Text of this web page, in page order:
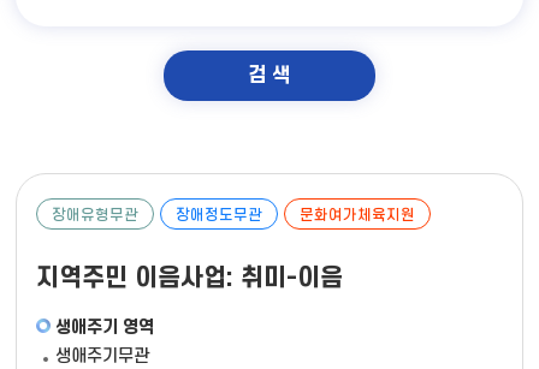
검 색
장애유형무관 장애정도무관 문화여가체육지원
지역주민 이음사업: 취미-이음
생애주기 영역
생애주기무관